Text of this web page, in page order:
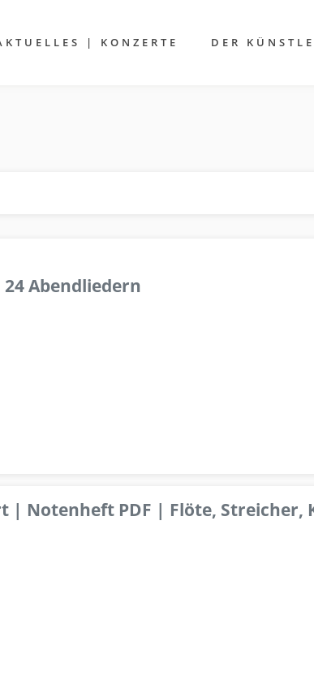
| KONZERTE DER
Abendliedern
| Notenheft PDF | Flöte, Streicher,